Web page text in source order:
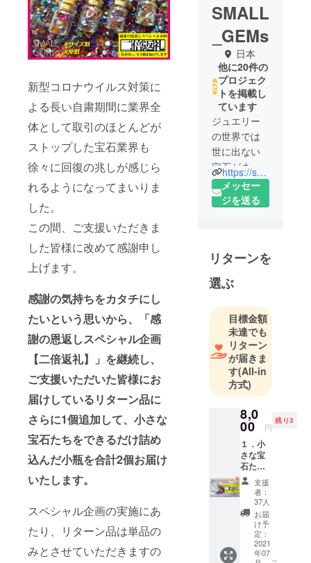
新型コロナウイルス対策に
よる長い自粛期間に業界全
体として取引のほとんどが
ストップした宝石業界も
徐々に回復の兆しが感じら
れるようになってまいりま
した。
この間、ご支援いただきま
した皆様に改めて感謝申し
上げます。
感謝の気持ちをカタチにし
たいという思いから、「感
謝の恩返しスペシャル企画
【二倍返礼】」を継続し、
ご支援いただいた皆様にお
届けしているリターン品に
さらに1個追加して、小さな
宝石たちをできるだけ詰め
込んだ小瓶を合計2個お届け
いたします。
スペシャル企画の実施にあ
たり、リターン品は単品の
みとさせていただきますの
SMALL
_GEMs
日本
他に20件の
プロジェク
トを掲載し
ています
ジュエリー
の世界では
世に出ない
宝石がまだ
まだたくさ
んありま
い、キズや
カケなど理
由は
様々・・・
。SMALL
GEMs は、
そんな小さ
な宝石たち
を世に送り
出す活動を
始めまし
ご自身用
ご家族・ご
友人へのプ
に。
https://small-gems.candy-k-diamond.com
メッセー
ジを送る
リターンを
選ぶ
目標金額
未達でも
リターン
が届きま
す(All-in
方式)
8,0
00 円
残り3
１．小
さな宝
石たち
「各
色」
【サイ
ズ割】
【早
割】
（品
番：
支援
者：
37人
お届
け予
定：
2021
年07